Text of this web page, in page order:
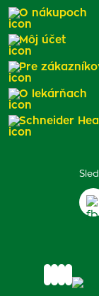
O nákupoch
Môj účet
Pre
O lekárňach
Schneider